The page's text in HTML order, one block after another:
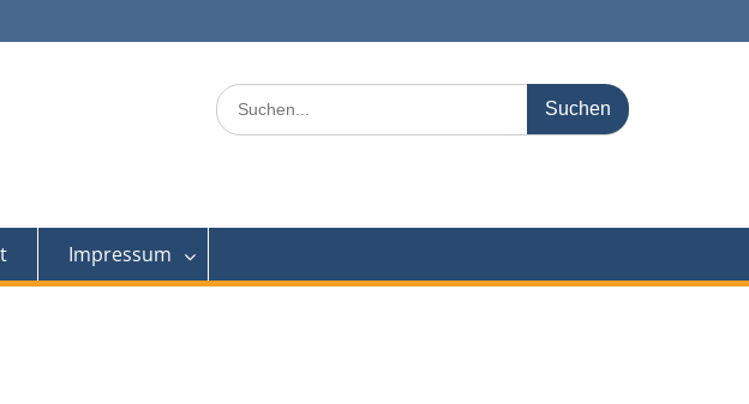
Search
for:
Impressum